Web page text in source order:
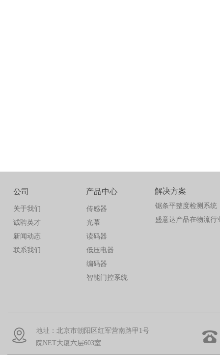
产品中心
传感器
光幕
读码器
低压电器
编码器
智能门控系统
解决方案
关于我们
诚聘英才
新闻动态
联系我们
公司
锯条平整度检测系统
地址：北京市朝阳区红军营南路甲1号
院NET大厦六层603室
盛意达产品在物流行